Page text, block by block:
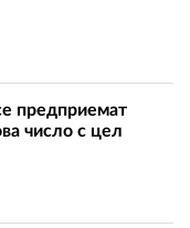
предприемат
число с цел